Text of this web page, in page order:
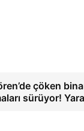
çöken
sürüyor!